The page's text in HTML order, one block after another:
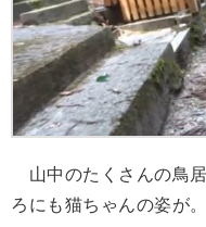
山中のたくさんの鳥
ろにも猫ちゃんの姿が。